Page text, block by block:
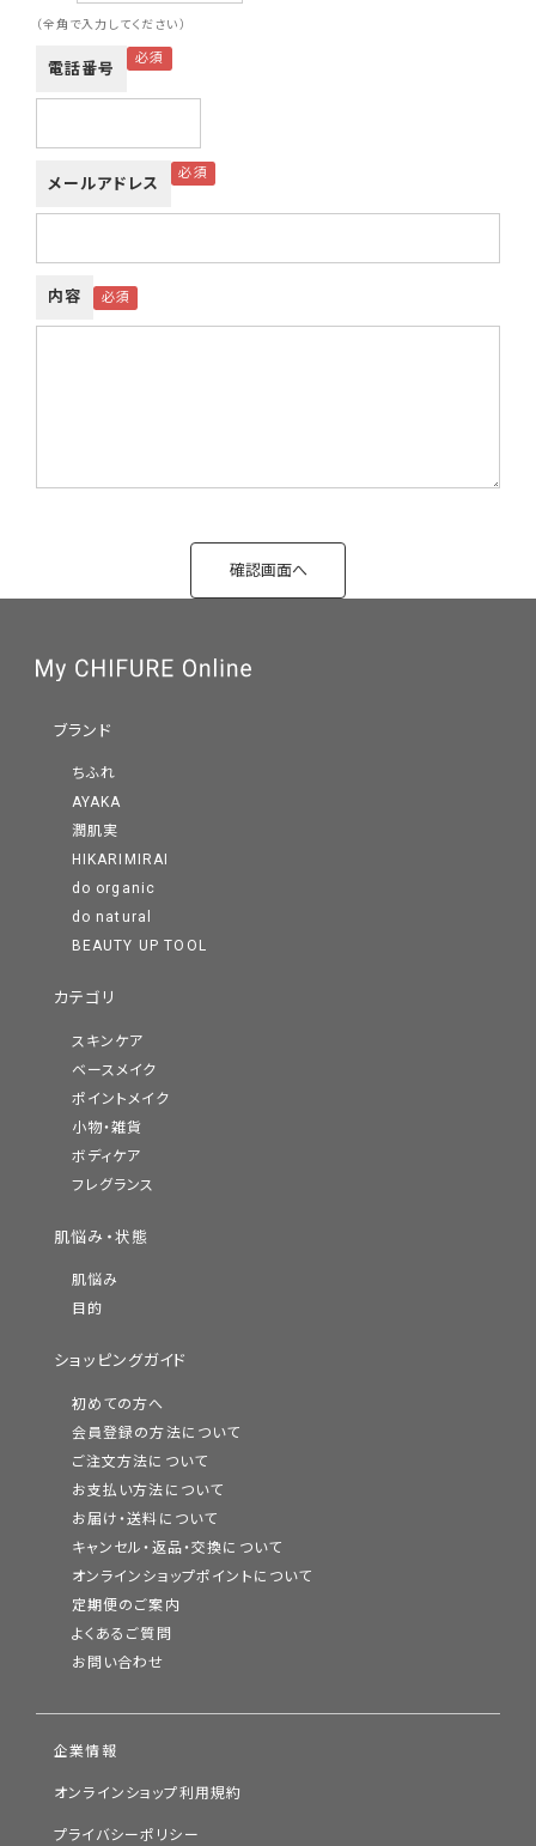
（全角で入力してください）
電話番号
メールアドレス
内容
ブランド
ちふれ
AYAKA
潤肌実
HIKARIMIRAI
do organic
do natural
BEAUTY UP TOOL
カテゴリ
スキンケア
ベースメイク
ポイントメイク
小物・雑貨
ボディケア
フレグランス
肌悩み・状態
肌悩み
目的
ショッピングガイド
初めての方へ
会員登録の方法について
ご注文方法について
お支払い方法について
お届け・送料について
キャンセル・返品・交換について
オンラインショップポイントについて
定期便のご案内
よくあるご質問
お問い合わせ
企業情報
オンラインショップ利用規約
プライバシーポリシー